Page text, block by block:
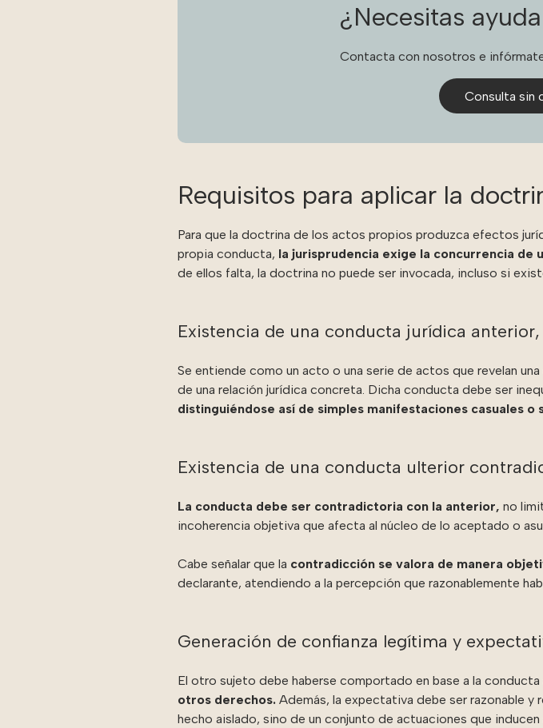
¿Necesitas
Contacta con nosotros e
Consulta sin
Requisitos para aplicar la
Para que la doctrina de los actos propios produzca efectos
propia conducta, la jurisprudencia exige la concurrencia de
de ellos falta, la doctrina no puede ser invocada, incluso si
Existencia de una conducta jurídica
Se entiende como un acto o una serie de actos que revelan
de una relación jurídica concreta. Dicha conducta debe ser
distinguiéndose así de simples manifestaciones casuales o
Existencia de una conducta ulterior
La conducta debe ser contradictoria con la anterior, no
incoherencia objetiva que afecta al núcleo de lo aceptado o
Cabe señalar que la contradicción se valora de manera
declarante, atendiendo a la percepción que razonablemente
Generación de confianza legítima y
El otro sujeto debe haberse comportado en base a la
otros derechos. Además, la expectativa debe ser razonable
hecho aislado, sino de un conjunto de actuaciones que